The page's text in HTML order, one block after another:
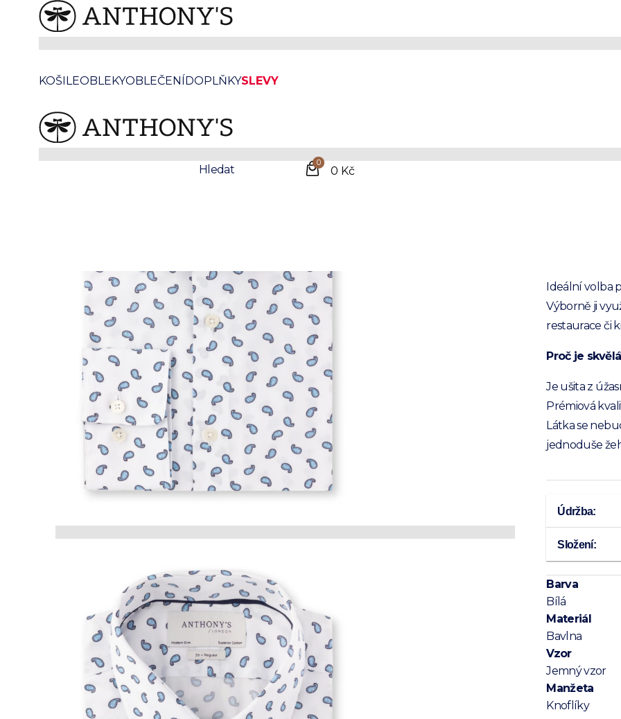
KOŠILEOBLEKYOBLEČENÍDOPLŇKYSLEVY
Hledat
0
0 Kč
100%
Ideální volba
Výborně ji
restaurace či
Proč je
Je ušita z
Prémiová
Látka se
jednoduše
Údržba:
Složení:
Barva
Bílá
Materiál
Bavlna
Vzor
Jemný vzor
Manžeta
Knoflíky